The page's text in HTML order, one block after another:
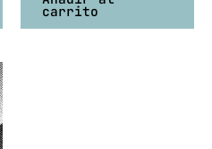
carrito